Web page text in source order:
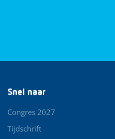
Snel naar
Congres 2027
Tijdschrift